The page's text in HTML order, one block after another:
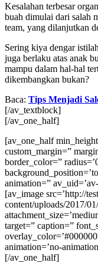
Kesalahan terbesar
buah dimulai dari salah
team, yang dilanjutkan
Sering kiya dengar istilah
juga berlaku atas anak
mampu dalam hal-hal
dikembangkan bukan?
Baca: Tips Menjadi
[/av_textblock]
[/av_one_half]
[av_one_half
custom_margin=”
border_color=”
animation=”
[av_image src=’http://
content/uploads/2017/
target=” caption=”
animation=’no-
[/av_one_half]